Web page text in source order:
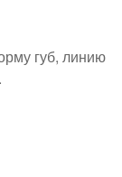
губ, линию